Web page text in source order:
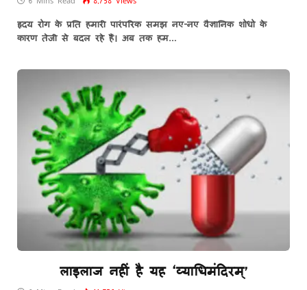
हृदय रोग के प्रति हमारी पारंपरिक समझ नए-नए वैज्ञानिक शोधो के
कारण तेजी से बदल रहे हैं। अब तक हम…
लाइलाज नहीं है यह ‘व्याधिमंदिरम्’